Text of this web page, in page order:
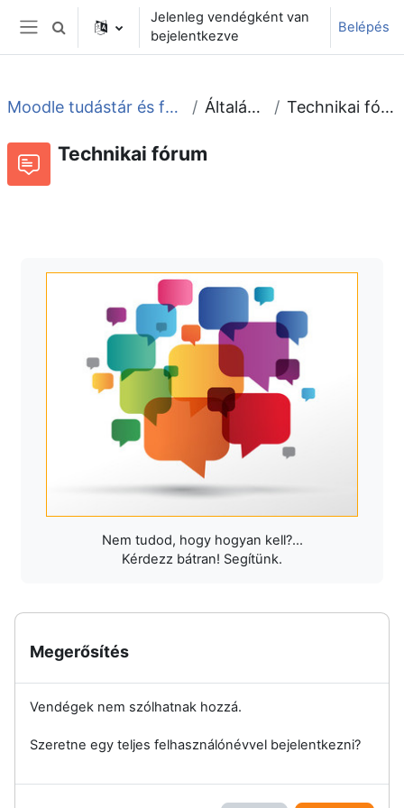
Tovább a fő tartalomhoz
Oldalpanel
Keresési bemeneti adatok váltása
Jelenleg vendégként van
bejelentkezve
Belépés
Moodle tudástár és fórum Általános Technikai fórum
Technikai fórum
Nem tudod, hogy hogyan kell?...
Kérdezz bátran! Segítünk.
Megerősítés
Vendégek nem szólhatnak hozzá.
Szeretne egy teljes felhasználónévvel bejelentkezni?